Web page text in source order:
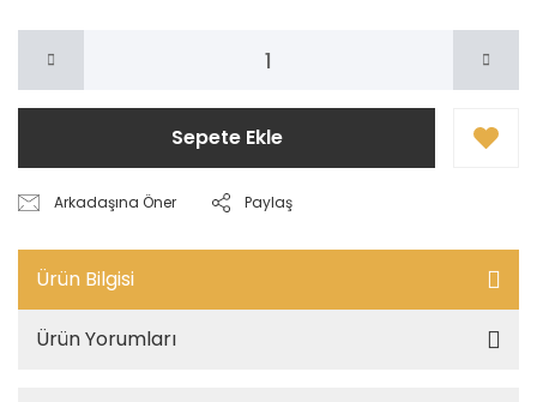
Sepete Ekle
Arkadaşına Öner Paylaş
Ürün Bilgisi
Ürün Yorumları